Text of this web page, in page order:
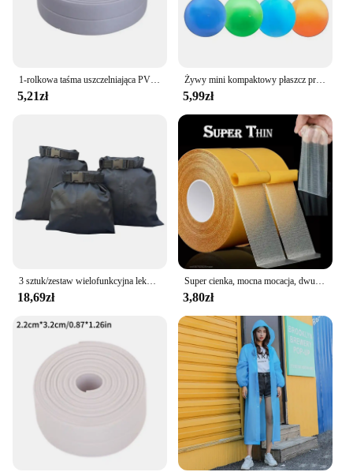
1-rolkowa taśma uszczelniająca PVC do łazienki, kuchni Taśma uszczelniająca Samoprzylepne wodoodporne naklejki ścienne Taśmy uszczelniające odporne na pleśń
5,21zł
Żywy mini kompaktowy płaszcz przeciwdeszczowy wzmocniony w kształcie kuli jednorazowy wodoodporny awaryjne poncza przeciwdeszczowe dla dorosłych peleryna brelok cena hurtowa
5,99zł
3 sztuk/zestaw wielofunkcyjna lekka pływający worek sucha torba wodoodporna torba 30D nylonowa wodoodporne torby 1.5L 2.5L 3.5L
18,69zł
Super cienka, mocna mocacja, dwustronna taśma klejąca, wytrzymała, przezroczysta siatka, wodoodporna, bezśladowa, mocna taśma do dywanów
3,80zł